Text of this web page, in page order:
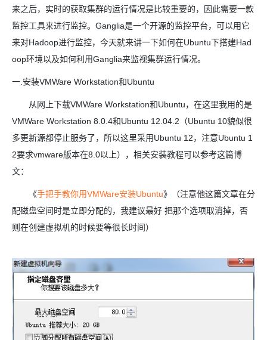
来之后，实时的获取集群的运行情况是比较重要的，因此需要一款
监控工具来进行监控。Ganglia是一个开源的监控平台，可以用它
来对Hadoop进行监控，今天就来讲一下如何在Ubuntu下搭建Had
oop环境以及如何利用Ganglia来监视集群运行情况。
一.安装VMWare Workstation和Ubuntu
从网上下载VMWare Workstation和Ubuntu，在这里我用的是
VMWare Workstation 8.0.4和Ubuntu 12.04.2（Ubuntu 10貌似很
多更新源都停止服务了，所以这里采用Ubuntu 12，注意Ubuntu 1
2要求vmware版本在8.0以上），相关安装教程可以参考这篇博
文：
《手把手教你用VMWare安装Ubuntu》（注意他这篇文章在分
配磁盘空间时是立即分配的，我建议最好 把那个选项取消掉，否
则在创建虚拟机的时候要等很长时间）